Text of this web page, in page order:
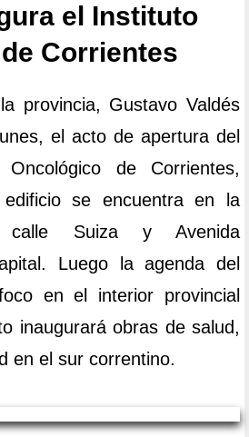
el Instituto
Corrientes
provincia, Gustavo Valdés
el acto de apertura del
de Corrientes,
se encuentra en la
calle Suiza y Avenida
Luego la agenda del
en el interior provincial
inaugurará obras de salud,
en el sur correntino.